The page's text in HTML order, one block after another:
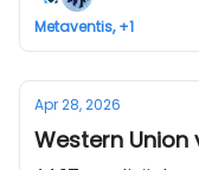
Metaventis, +1
Apr 28, 2026
Western